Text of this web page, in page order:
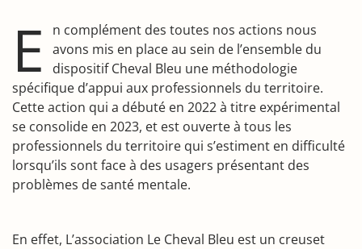
E
n complément des toutes nos actions nous
avons mis en place au sein de l’ensemble du
dispositif Cheval Bleu une méthodologie
spécifique d’appui aux professionnels du territoire.
Cette action qui a débuté en 2022 à titre expérimental
se consolide en 2023, et est ouverte à tous les
professionnels du territoire qui s’estiment en difficulté
lorsqu’ils sont face à des usagers présentant des
problèmes de santé mentale.
En effet, L’association Le Cheval Bleu est un creuset